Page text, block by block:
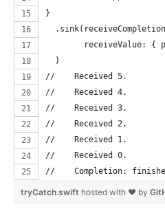
}
receiveValue: {
  )
//    Received 5.
//    Received 4.
//    Received 3.
//    Received 2.
//    Received 1.
//    Received 0.
//    Completion:
tryCatch.swift hosted with ❤ by